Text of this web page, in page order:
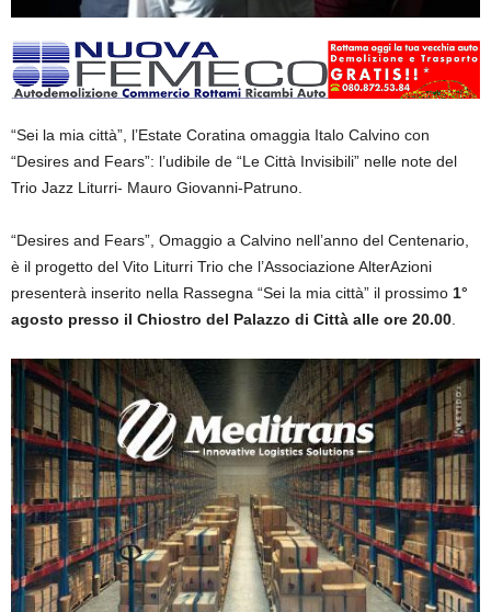
“Sei la mia città”, l’Estate Coratina omaggia Italo Calvino con
“Desires and Fears”: l’udibile de “Le Città Invisibili” nelle note del
Trio Jazz Liturri- Mauro Giovanni-Patruno.
“Desires and Fears”, Omaggio a Calvino nell’anno del Centenario,
è il progetto del Vito Liturri Trio che l’Associazione AlterAzioni
presenterà inserito nella Rassegna “Sei la mia città” il prossimo 1°
agosto presso il Chiostro del Palazzo di Città alle ore 20.00.